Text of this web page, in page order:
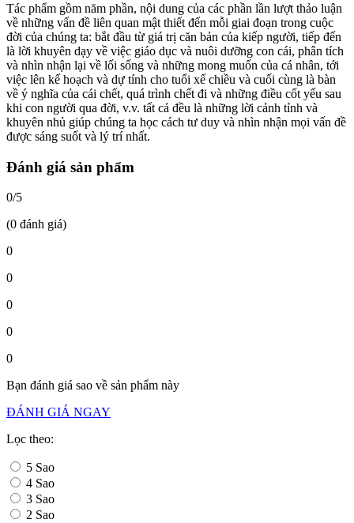
Tác phẩm gồm năm phần, nội dung của các phần lần lượt thảo luận
về những vấn đề liên quan mật thiết đến mỗi giai đoạn trong cuộc
đời của chúng ta: bắt đầu từ giá trị căn bản của kiếp người, tiếp đến
là lời khuyên dạy về việc giáo dục và nuôi dưỡng con cái, phân tích
và nhìn nhận lại về lối sống và những mong muốn của cá nhân, tới
việc lên kế hoạch và dự tính cho tuổi xế chiều và cuối cùng là bàn
về ý nghĩa của cái chết, quá trình chết đi và những điều cốt yếu sau
khi con người qua đời, v.v. tất cả đều là những lời cảnh tỉnh và
khuyên nhủ giúp chúng ta học cách tư duy và nhìn nhận mọi vấn đề
được sáng suốt và lý trí nhất.
Đánh giá sản phẩm
0/5
(0 đánh giá)
0
0
0
0
0
Bạn đánh giá sao về sản phẩm này
ĐÁNH GIÁ NGAY
Lọc theo:
5 Sao
4 Sao
3 Sao
2 Sao